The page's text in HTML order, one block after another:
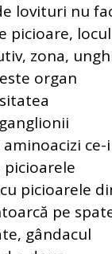
lovituri nu
picioare,
zona,
organ
ce-i
picioarele
picioarele
pe
gândacul